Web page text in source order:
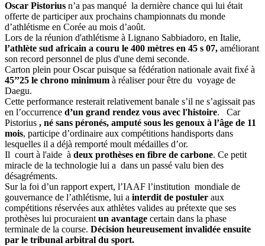
Oscar Pistorius n’a pas manqué la dernière chance qui lui était
offerte de participer aux prochains championnats du monde
d’athlétisme en Corée au mois d’août.
Lors de la réunion d'athlétisme à Lignano Sabbiadoro, en Italie,
l’athlète sud africain a couru le 400 mètres en 45 s 07, améliorant
son record personnel de plus d'une demi seconde.
Carton plein pour Oscar puisque sa fédération nationale avait fixé à
45’’25 le chrono minimum à réaliser pour être du voyage de
Daegu.
Cette performance resterait relativement banale s’il ne s’agissait pas
en l’occurrence d’un grand rendez vous avec l'histoire. Car
Pistorius , né sans péronés, amputé sous les genoux à l’âge de 11
mois, participe d’ordinaire aux compétitions handisports dans
lesquelles il a déjà remporté moult médailles d’or.
Il court à l'aide à deux prothèses en fibre de carbone. Ce petit
miracle de la technologie lui a dans un passé valu bien des
désagréments.
Sur la foi d’un rapport expert, l’IAAF l’institution mondiale de
gouvernance de l’athlétisme, lui a interdit de postuler aux
compétitions réservées aux athlètes valides au prétexte que ses
prothèses lui procuraient un avantage certain dans la phase
terminale de la course. Décision heureusement invalidée ensuite
par le tribunal arbitral du sport.